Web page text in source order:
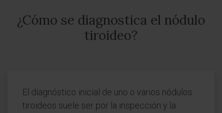
¿Cómo se diagnostica el nódulo
tiroideo?
El diagnóstico inicial de uno o varios nódulos
tiroideos suele ser por la inspección y la